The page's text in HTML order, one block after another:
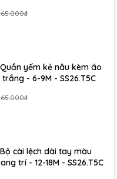
yếm kẻ nâu kèm áo
- 6-9M - SS26.T5C
cài lệch dài tay màu
trí - 12-18M - SS26.T5C